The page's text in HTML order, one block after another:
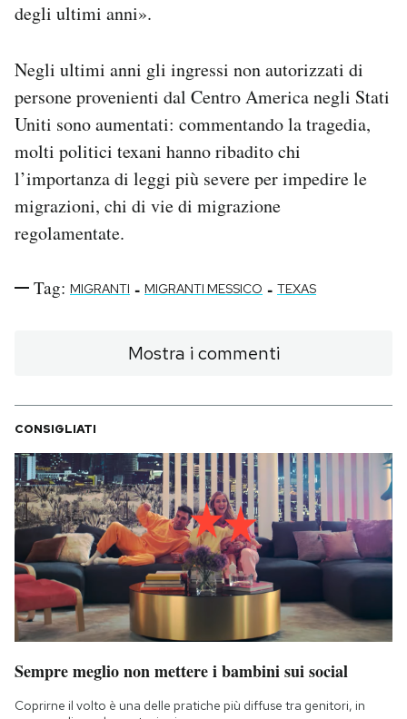
degli ultimi anni».
Negli ultimi anni gli ingressi non autorizzati di
persone provenienti dal Centro America negli Stati
Uniti sono aumentati: commentando la tragedia,
molti politici texani hanno ribadito chi
l’importanza di leggi più severe per impedire le
migrazioni, chi di vie di migrazione
regolamentate.
Tag: MIGRANTI - MIGRANTI MESSICO - TEXAS
Mostra i commenti
CONSIGLIATI
Sempre meglio non mettere i bambini sui social
Coprirne il volto è una delle pratiche più diffuse tra genitori, in